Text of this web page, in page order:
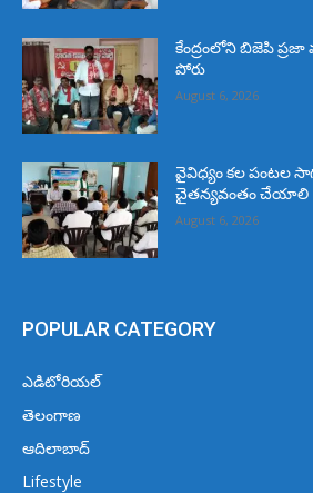
కేంద్రంలోని బిజెపి
పోరు
August 6, 2026
వైవిధ్యం కల పంటల
చైతన్యవంతం చేయాలి
August 6, 2026
POPULAR CATEGORY
ఎడిటోరియల్
తెలంగాణ
ఆదిలాబాద్
Lifestyle